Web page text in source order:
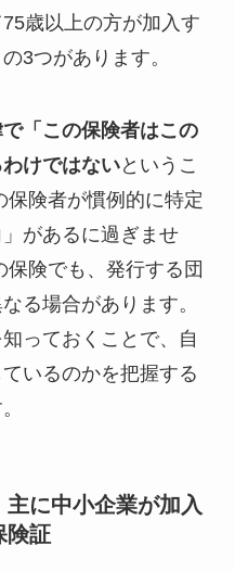
歳以上の方が加入す
3つがあります。
「この保険者はこの
けではないというこ
保険者が慣例的に特定
があるに過ぎませ
険でも、発行する団
る場合があります。
っておくことで、自
いるのかを把握する
主に中小企業が加入
険証